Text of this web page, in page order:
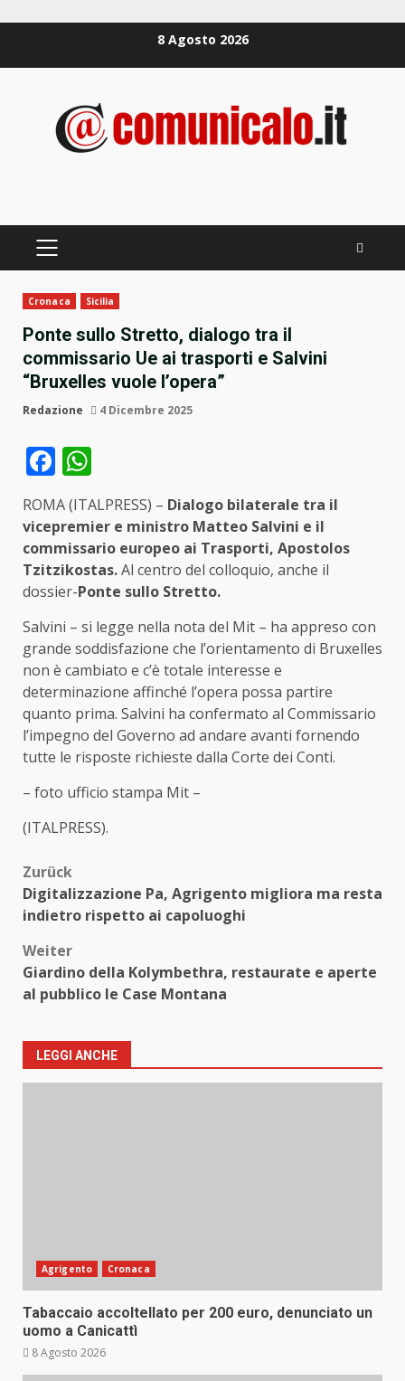
8 Agosto 2026
PRIMÄRES
Cronaca Sicilia
Ponte sullo Stretto, dialogo tra il
commissario Ue ai trasporti e Salvini
“Bruxelles vuole l’opera”
Redazione 4 Dicembre 2025
Facebook
ROMA (ITALPRESS) – Dialogo bilaterale tra il
vicepremier e ministro Matteo Salvini e il
commissario europeo ai Trasporti, Apostolos
Tzitzikostas.Al centro del colloquio, anche il
dossier-Ponte sullo Stretto.
Salvini – si legge nella nota del Mit – ha appreso con
grande soddisfazione che l’orientamento di Bruxelles
non è cambiato e c’è totale interesse e
determinazione affinché l’opera possa partire
quanto prima. Salvini ha confermato al Commissario
l’impegno del Governo ad andare avanti fornendo
tutte le risposte richieste dalla Corte dei Conti.
– foto ufficio stampa Mit –
(ITALPRESS).
Beitragsnavigation
Zurück
Digitalizzazione Pa, Agrigento migliora ma resta
indietro rispetto ai capoluoghi
Weiter
Giardino della Kolymbethra, restaurate e aperte
al pubblico le Case Montana
LEGGI ANCHE
Agrigento Cronaca
Tabaccaio accoltellato per 200 euro, denunciato un
uomo a Canicattì
8 Agosto 2026